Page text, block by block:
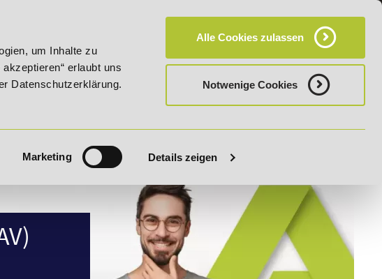
um Inhalte zu
erlaubt uns
Datenschutzerklärung.
Marketing Details zeigen
Alle Cookies zulassen
Notwenige Cookies
HÄUFIG GESTELLTE FRAGEN (FAQ) CAMPUS
Unser Karrieretipp der Woche: 25% Rabatt auf "E-Commerce Manager" vom